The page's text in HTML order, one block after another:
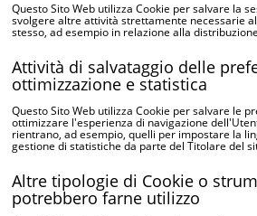
Questo Sito Web utilizza Cookie per salvare la
svolgere altre attività strettamente necessarie
stesso, ad esempio in relazione alla
Attività di salvataggio delle
ottimizzazione e statistica
Questo Sito Web utilizza Cookie per salvare le
ottimizzare l'esperienza di navigazione
rientrano, ad esempio, quelli per impostare la
gestione di statistiche da parte del Titolare del
Altre tipologie di Cookie o
potrebbero farne utilizzo